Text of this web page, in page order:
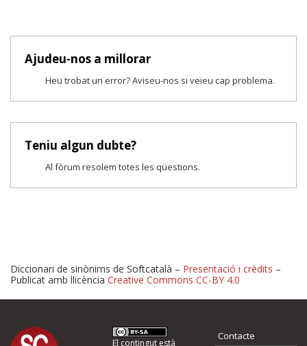
Ajudeu-nos a millorar
Heu trobat un error? Aviseu-nos si veieu cap problema.
Teniu algun dubte?
Al fòrum resolem totes les qüestions.
Proposeu-nos millores o
Diccionari de sinònims de Softcatalà – Presentació i crèdits –
Publicat amb llicència Creative Commons CC-BY 4.0
El contingut està
Contacte